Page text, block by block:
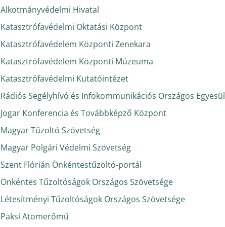
Alkotmányvédelmi Hivatal
Katasztrófavédelmi Oktatási Központ
Katasztrófavédelem Központi Zenekara
Katasztrófavédelem Központi Múzeuma
Katasztrófavédelmi Kutatóintézet
Rádiós Segélyhívó és Infokommunikációs Országos
Jogar Konferencia és Továbbképző Központ
Magyar Tűzoltó Szövetség
Magyar Polgári Védelmi Szövetség
Szent Flórián Önkéntestűzoltó-portál
Önkéntes Tűzoltóságok Országos Szövetsége
Létesítményi Tűzoltóságok Országos Szövetsége
Paksi Atomerőmű